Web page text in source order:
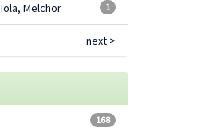
1
Melchor
next >
168